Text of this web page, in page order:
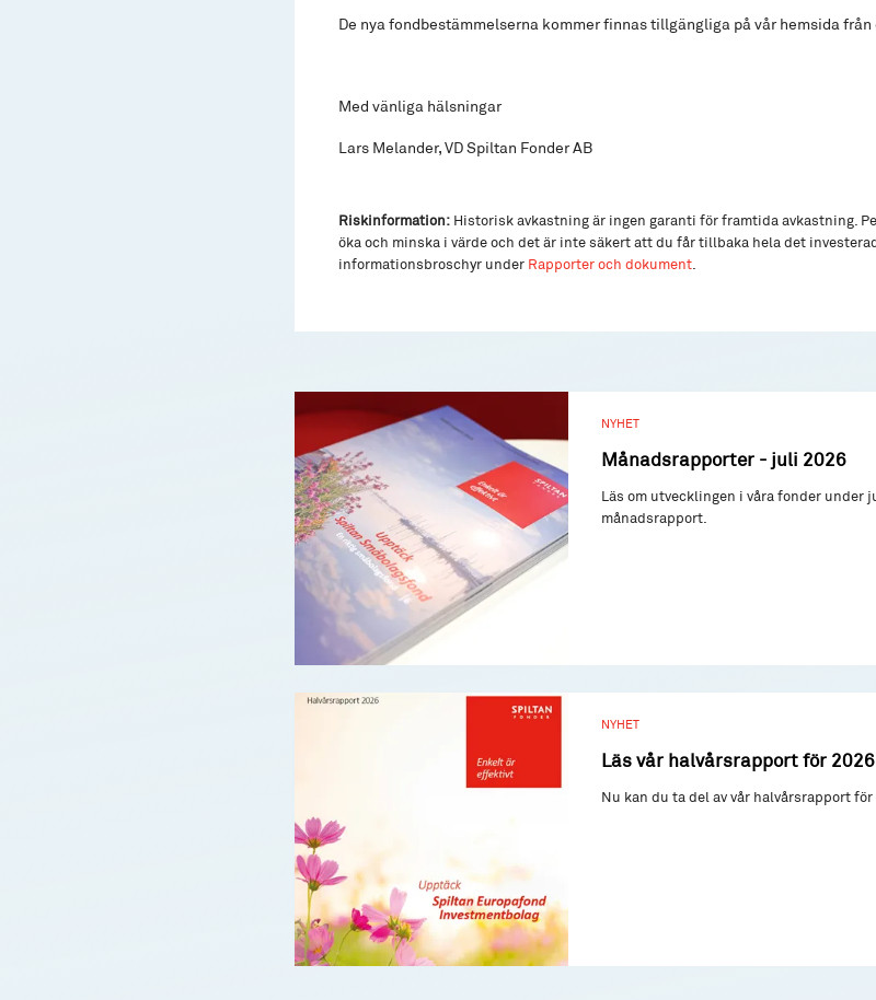
De nya fondbestämmelserna kommer finnas tillgängliga på vår hemsida från
Med vänliga hälsningar
Lars Melander, VD Spiltan Fonder AB
Riskinformation:Historisk avkastning är ingen garanti för framtida avkastning.
öka och minska i värde och det är inte säkert att du får tillbaka hela det
informationsbroschyr under Rapporter och dokument.
NYHET
Månadsrapporter - juli 2026
Läs om utvecklingen i våra fonder under
månadsrapport.
NYHET
Läs vår halvårsrapport för 2026
Nu kan du ta del av vår halvårsrapport för